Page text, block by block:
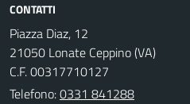
CONTATTI
Piazza Diaz, 12
21050 Lonate Ceppino (VA)
C.F. 00317710127
Telefono:0331 841288